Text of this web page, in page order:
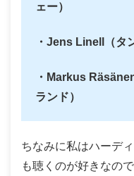
ェー）
・Jens Linell（タ
・Markus
ランド）
ちなみに私はハーデ
も聴くのが好きなの